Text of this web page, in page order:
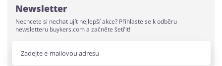
Newsletter
Nechcete si nechat ujít nejlepší akce? Přihlaste se k odběru
newsletteru buykers.com a začněte šetřit!